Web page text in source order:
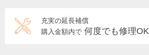
充実の延長補償
購入金額内で 何度でも修理OK